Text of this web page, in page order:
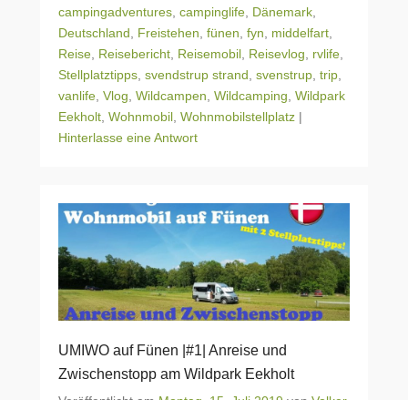
campingadventures campinglife Dänemark
Deutschland
Freistehen fünen fyn middelfart
Reise Reisebericht Reisemobil Reisevlog rvlife
Stellplatztipps svendstrup strand svenstrup trip
vanlife Vlog Wildcampen Wildcamping Wildpark
Eekholt Wohnmobil Wohnmobilstellplatz |
Hinterlasse eine Antwort
UMIWO auf Fünen |#1| Anreise und
Zwischenstopp am Wildpark Eekholt